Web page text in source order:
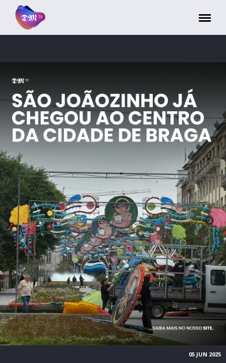
05 JUN 2025
Painel de Gerenciamento de Cookies